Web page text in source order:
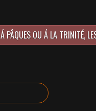
Á PÂQUES OU Á LA TRINITÉ,